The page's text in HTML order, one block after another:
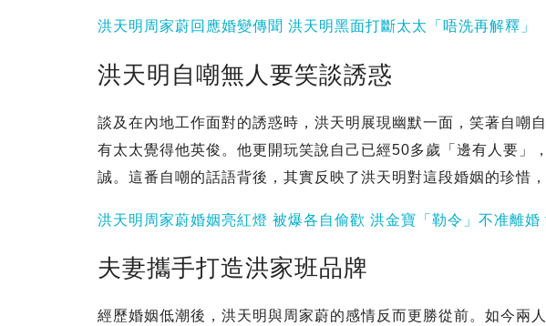
洪天明周家蔚回應婚變傳聞 洪天明黑面打斷太太「唔洗再解釋」
洪天明自嘲無人要笑談誘惑
談及在內地工作面對的誘惑時，洪天明展現幽默一面，笑著自嘲
有太太覺得他英俊。他更開玩笑說自己已經50多歲「邊有人要」
誠。這番自嘲的話語背後，其實反映了洪天明對這段婚姻的珍惜
洪天明周家蔚婚姻亮紅燈 被爆各自偷歡 洪金寶「勒令」不准離婚
夫妻攜手打造洪家班品牌
經歷婚姻低潮後，洪天明與周家蔚的感情反而更勝從前。如今兩